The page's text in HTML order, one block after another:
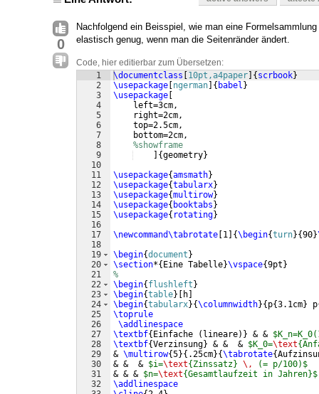
0
Nachfolgend ein Beisspiel, wie man eine
elastisch genug, wenn man die Seitenränder ändert.
Code, hier editierbar zum Übersetzen:
1
2
3
4
5
6
7
8
9
10
11
12
13
14
15
16
17
18
19
20
21
22
23
24
25
26
27
28
29
30
31
32
\documentclass 10pt,a4paper { scrbook}
\usepackage ngerman { babel }
\usepackage
    left=3cm,
    right=2cm,
    top=2.5cm,
    bottom=2cm,
%showframe
{geometry}
\usepackage{amsmath}
\usepackage{tabularx}
\usepackage{multirow}
\usepackage{ booktabs }
\usepackage{ rotating}
\newcommand\tabrotate 1 {\begin{turn}{90}
\begin{document }
\section*{ Eine Tabelle}\vspace{9pt }
%
\begin{ flushleft }
\begin{table} h
\begin{tabularx}{\columnwidth}{ p{3.1cm} p
\toprule
\addlinespace
\textbf{ Einfache ( lineare)} & &
\textbf{Verzinsung} & &  & $K_0=\text
& \multirow{5}{ .25cm}{\tabrotate{
& &  & $i=\text{Zinssatz} \,
(= p/100)$
& & & $n=\text{Gesamtlaufzeit in Jahren}$
\addlinespace